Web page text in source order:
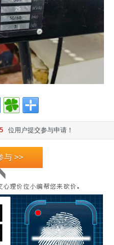
位用户提交参与申请！
与 >>